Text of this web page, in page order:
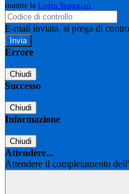
tramite la Login Spaggiari
E-mail inviata, si prega di
Errore
Chiudi
Successo
Chiudi
Informazione
Chiudi
Attendere...
Attendere il completamento